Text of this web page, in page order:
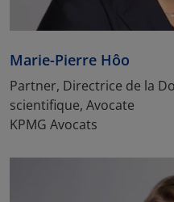
Marie-Pierre Hôo
Partner, Directrice de la
scientifique, Avocate
KPMG Avocats